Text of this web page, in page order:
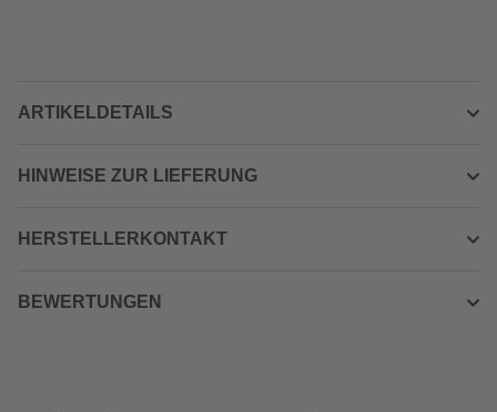
ARTIKELDETAILS
HINWEISE ZUR LIEFERUNG
HERSTELLERKONTAKT
BEWERTUNGEN